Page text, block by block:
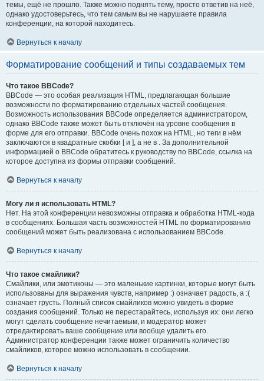
темы, ещё не прошло. Также можно поднять тему, просто ответив на неё,
однако удостоверьтесь, что тем самым вы не нарушаете правила
конференции, на которой находитесь.
Вернуться к началу
Форматирование сообщений и типы создаваемых тем
Что такое BBCode?
BBCode — это особая реализация HTML, предлагающая большие
возможности по форматированию отдельных частей сообщения.
Возможность использования BBCode определяется администратором,
однако BBCode также может быть отключён на уровне сообщения в
форме для его отправки. BBCode очень похож на HTML, но теги в нём
заключаются в квадратные скобки [ и ], а не в . За дополнительной
информацией о BBCode обратитесь к руководству по BBCode, ссылка на
которое доступна из формы отправки сообщений.
Вернуться к началу
Могу ли я использовать HTML?
Нет. На этой конференции невозможны отправка и обработка HTML-кода
в сообщениях. Большая часть возможностей HTML по форматированию
сообщений может быть реализована с использованием BBCode.
Вернуться к началу
Что такое смайлики?
Смайлики, или эмотиконы — это маленькие картинки, которые могут быть
использованы для выражения чувств, например :) означает радость, а :(
означает грусть. Полный список смайликов можно увидеть в форме
создания сообщений. Только не перестарайтесь, используя их: они легко
могут сделать сообщение нечитаемым, и модератор может
отредактировать ваше сообщение или вообще удалить его.
Администратор конференции также может ограничить количество
смайликов, которое можно использовать в сообщении.
Вернуться к началу